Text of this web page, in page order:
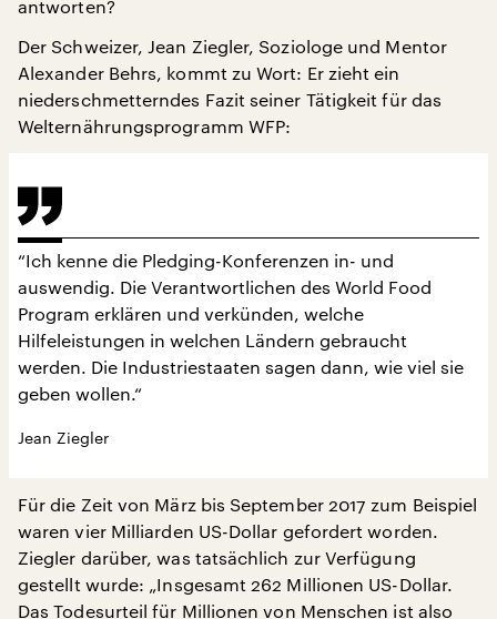
antworten?
Der Schweizer, Jean Ziegler, Soziologe und Mentor
Alexander Behrs, kommt zu Wort: Er zieht ein
niederschmetterndes Fazit seiner Tätigkeit für das
Welternährungsprogramm WFP:
“Ich kenne die Pledging-Konferenzen in- und
auswendig. Die Verantwortlichen des World Food
Program erklären und verkünden, welche
Hilfeleistungen in welchen Ländern gebraucht
werden. Die Industriestaaten sagen dann, wie viel sie
geben wollen.“
Jean Ziegler
Für die Zeit von März bis September 2017 zum Beispiel
waren vier Milliarden US-Dollar gefordert worden.
Ziegler darüber, was tatsächlich zur Verfügung
gestellt wurde: „Insgesamt 262 Millionen US-Dollar.
Das Todesurteil für Millionen von Menschen ist also